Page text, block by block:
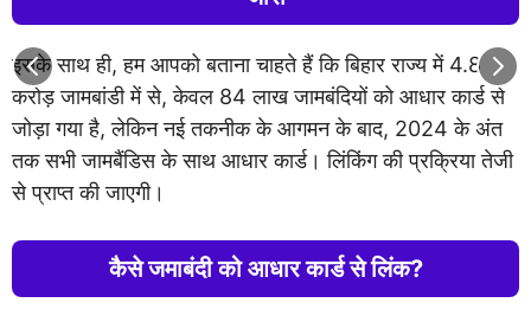
इसके साथ ही, हम आपको बताना चाहते हैं कि बिहार राज्य में 4.8
करोड़ जामबांडी में से, केवल 84 लाख जामबंदियों को आधार कार्ड से
जोड़ा गया है, लेकिन नई तकनीक के आगमन के बाद, 2024 के अंत
तक सभी जामबैंडिस के साथ आधार कार्ड। लिंकिंग की प्रक्रिया तेजी
से प्राप्त की जाएगी।
कैसे जमाबंदी को आधार कार्ड से लिंक?